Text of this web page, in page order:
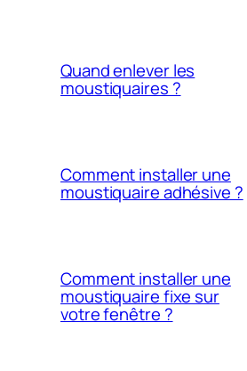
Quand enlever les
moustiquaires ?
Comment installer une
moustiquaire adhésive ?
Comment installer une
moustiquaire fixe sur
votre fenêtre ?